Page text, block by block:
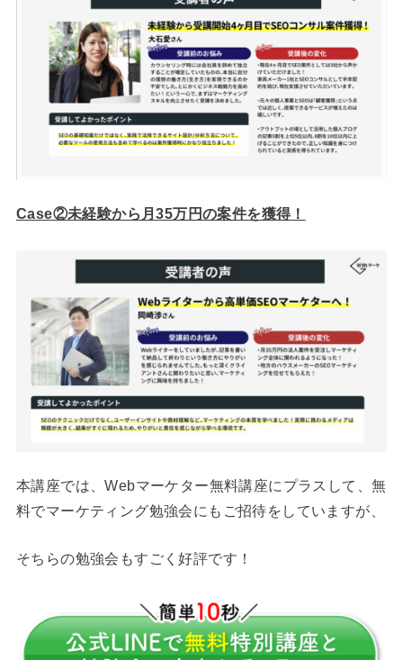
Case②未経験から月35万円の案件を獲得！
本講座では、Webマーケター無料講座にプラスして、無
料でマーケティング勉強会にもご招待をしていますが、
そちらの勉強会もすごく好評です！